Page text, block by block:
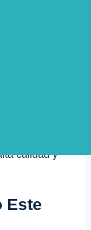
en la
a
guiando
clave de
calidad y
Este